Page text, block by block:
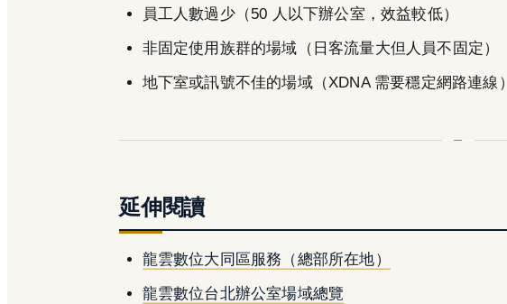
員工人數過少（50 人以下辦公室，效益較低）
非固定使用族群的場域（日客流量大但人員不固定）
地下室或訊號不佳的場域（XDNA 需要穩定網路連線）
延伸閱讀
龍雲數位大同區服務（總部所在地）
龍雲數位台北辦公室場域總覽